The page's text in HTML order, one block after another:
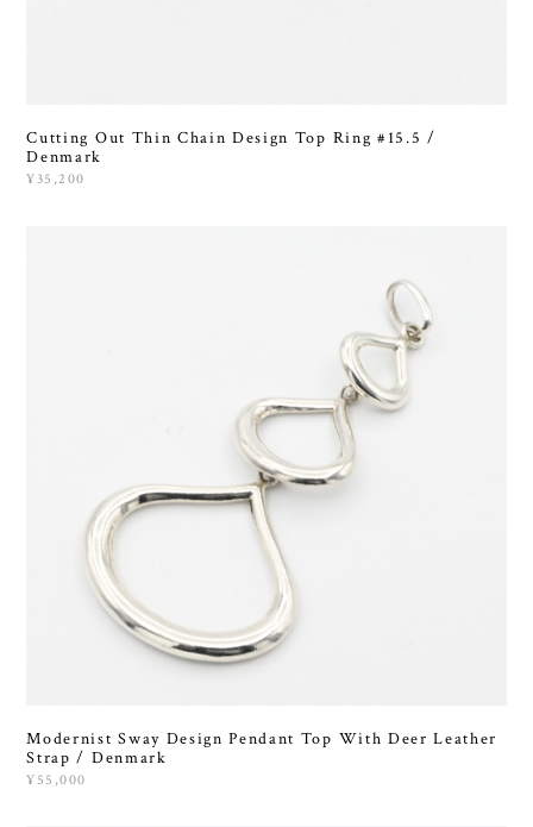
Cutting Out Thin Chain Design Top Ring #15.5 /
Denmark
¥35,200
Modernist Sway Design Pendant Top With Deer Leather
Strap / Denmark
¥55,000